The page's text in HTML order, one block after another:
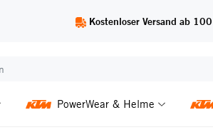
Kostenloser Versand ab
PowerWear & Helme